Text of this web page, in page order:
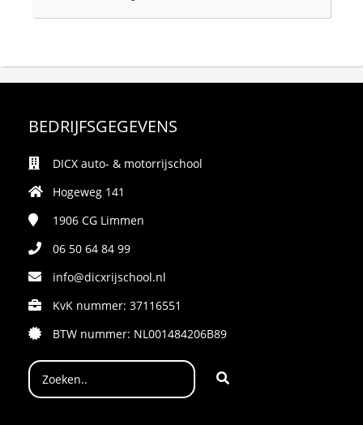
BEDRIJFSGEGEVENS
DICX auto- & motorrijschool
Hogeweg 141
1906 CG Limmen
06 50 64 84 99
info@dicxrijschool.nl
KvK nummer: 37116551
BTW nummer: NL001484206B89